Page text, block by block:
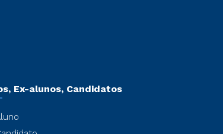
Ex-alunos, Candidatos